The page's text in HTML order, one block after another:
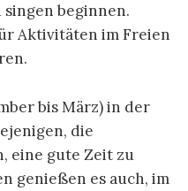
singen beginnen.
Aktivitäten im Freien
bis März) in der
die
eine gute Zeit zu
genießen es auch, im